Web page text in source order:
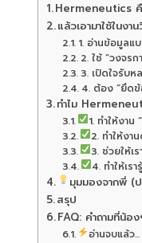
Hermeneutics คื
แล้วเอามาใช้ในงา
1. อ่านข้อมูลแ
2. ใช้ “วงจร
3. เปิดใจรับห
4. ต้อง “ยึด
ทำไม
1. ทำให้งา
2. ทำให้งา
3. ช่วยให้เ
4. ทำให้เร
มุมมองจากพี่ (
สรุป
FAQ: คำถามที่น้อ
อ่านจบแล้ว